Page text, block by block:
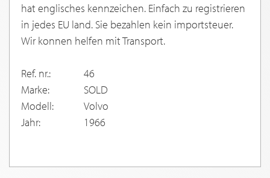
hat englisches kennzeichen. Einfach zu registrieren
in jedes EU land. Sie bezahlen kein importsteuer.
Wir konnen helfen mit Transport.
Ref. nr.:
46
Marke:
SOLD
Modell:
Volvo
Jahr:
1966